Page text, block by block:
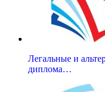
Легальные и
диплома…